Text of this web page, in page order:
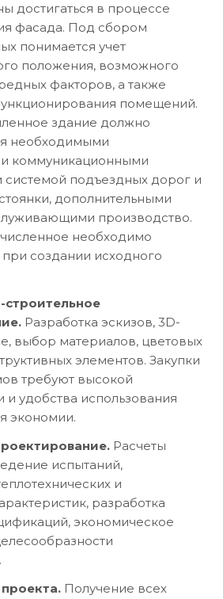
достигаться в процессе
фасада. Под сбором
понимается учет
положения, возможного
факторов, а также
помещений.
здание должно
необходимыми
коммуникационными
системой подъездных дорог и
дополнительными
производство.
необходимо
при создании исходного
строительное
Разработка эскизов, 3D-
выбор материалов, цветовых
элементов. Закупки
требуют высокой
и удобства использования
экономии.
Расчеты
испытаний,
и
разработка
экономическое
Получение всех